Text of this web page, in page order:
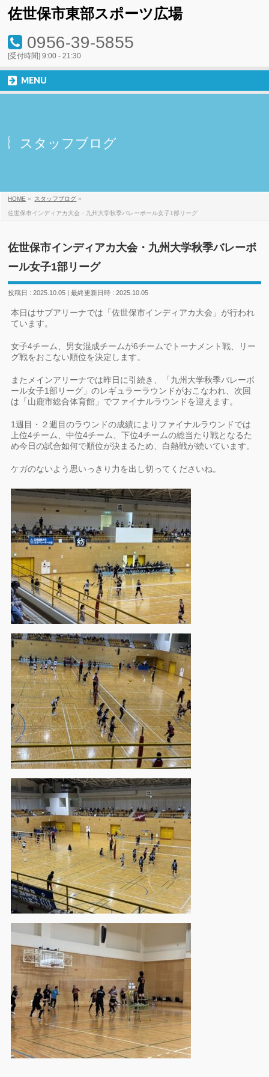
佐世保市東部スポーツ広場
0956-39-5855
[受付時間] 9:00 - 21:30
MENU
スタッフブログ
HOME » スタッフブログ »
佐世保市インディアカ大会・九州大学秋季バレーボール女子1部リーグ
佐世保市インディアカ大会・九州大学秋季バレーボ
ール女子1部リーグ
投稿日 : 2025.10.05 最終更新日時 : 2025.10.05
本日はサブアリーナでは「佐世保市インディアカ大会」が行われ
ています。
女子4チーム、男女混成チームが6チームでトーナメント戦、リー
グ戦をおこない順位を決定します。
またメインアリーナでは昨日に引続き、「九州大学秋季バレーボ
ール女子1部リーグ」のレギュラーラウンドがおこなわれ、次回
は「山鹿市総合体育館」でファイナルラウンドを迎えます。
1週目・２週目のラウンドの成績によりファイナルラウンドでは
上位4チーム、中位4チーム、下位4チームの総当たり戦となるた
め今日の試合如何で順位が決まるため、白熱戦が続いています。
ケガのないよう思いっきり力を出し切ってくださいね。